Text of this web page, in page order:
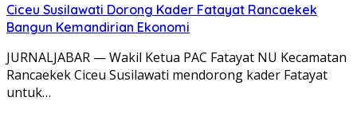
Ciceu Susilawati Dorong Kader Fatayat Rancaekek
Bangun Kemandirian Ekonomi
JURNALJABAR — Wakil Ketua PAC Fatayat NU Kecamatan
Rancaekek Ciceu Susilawati mendorong kader Fatayat
untuk…